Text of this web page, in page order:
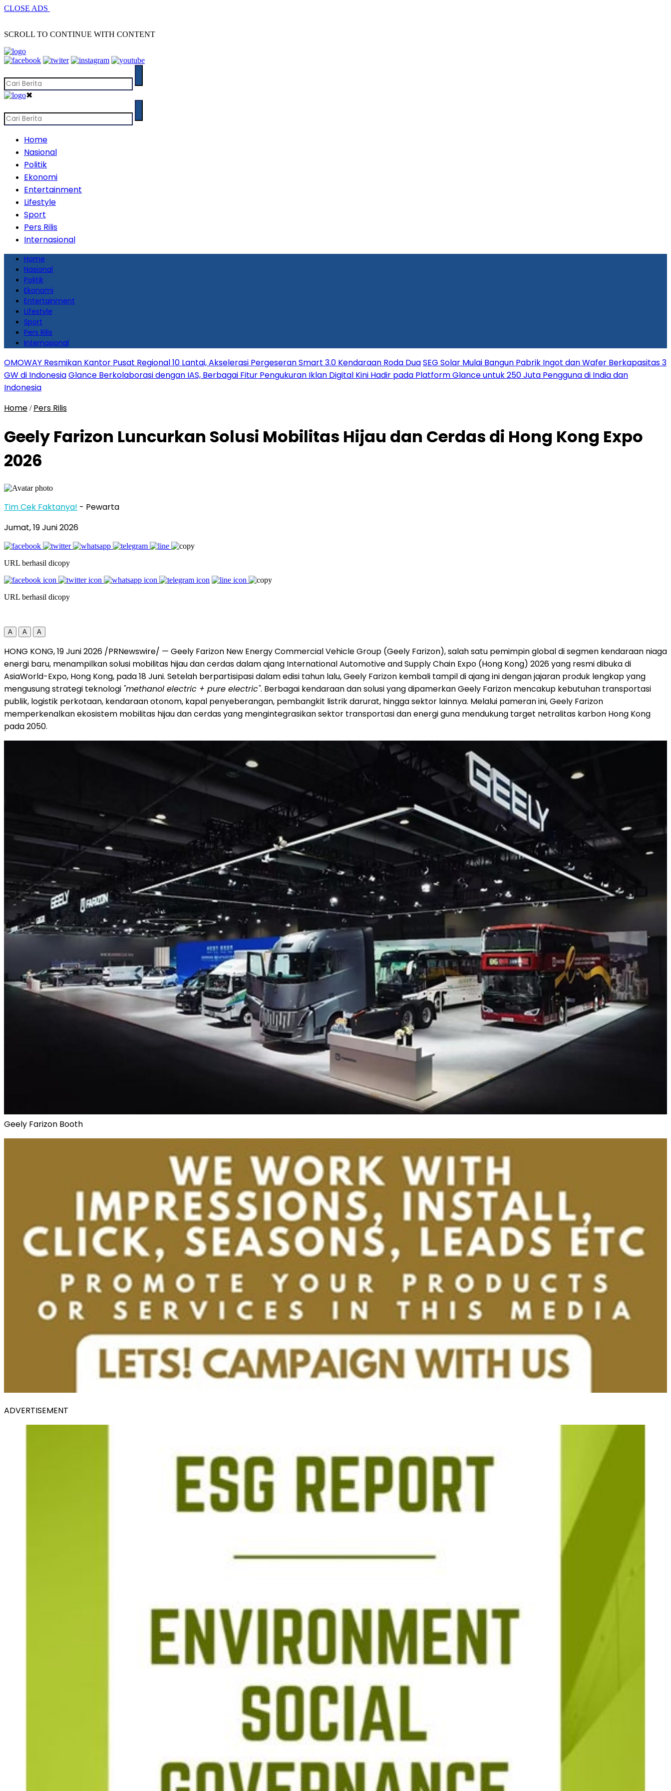
CLOSE ADS
SCROLL TO CONTINUE WITH CONTENT
✖
Home
Nasional
Politik
Ekonomi
Entertainment
Lifestyle
Sport
Pers Rilis
Internasional
Home
Nasional
Politik
Ekonomi
Entertainment
Lifestyle
Sport
Pers Rilis
Internasional
OMOWAY Resmikan Kantor Pusat Regional 10 Lantai, Akselerasi Pergeseran Smart 3.0 Kendaraan Roda DuaSEG Solar Mulai Bangun Pabrik Ingot dan Wafer Berkapasitas 3
GW di IndonesiaGlance Berkolaborasi dengan IAS, Berbagai Fitur Pengukuran Iklan Digital Kini Hadir pada Platform Glance untuk 250 Juta Pengguna di India dan
Indonesia
Home / Pers Rilis
Geely Farizon Luncurkan Solusi Mobilitas Hijau dan Cerdas di Hong Kong Expo
2026
Tim Cek Faktanya! - Pewarta
Jumat, 19 Juni 2026
URL berhasil dicopy
URL berhasil dicopy
A A A
HONG KONG, 19 Juni 2026 /PRNewswire/ — Geely Farizon New Energy Commercial Vehicle Group (Geely Farizon), salah satu pemimpin global di segmen kendaraan niaga
energi baru, menampilkan solusi mobilitas hijau dan cerdas dalam ajang International Automotive and Supply Chain Expo (Hong Kong) 2026 yang resmi dibuka di
AsiaWorld-Expo, Hong Kong, pada 18 Juni. Setelah berpartisipasi dalam edisi tahun lalu, Geely Farizon kembali tampil di ajang ini dengan jajaran produk lengkap yang
mengusung strategi teknologi "methanol electric + pure electric". Berbagai kendaraan dan solusi yang dipamerkan Geely Farizon mencakup kebutuhan transportasi
publik, logistik perkotaan, kendaraan otonom, kapal penyeberangan, pembangkit listrik darurat, hingga sektor lainnya. Melalui pameran ini, Geely Farizon
memperkenalkan ekosistem mobilitas hijau dan cerdas yang mengintegrasikan sektor transportasi dan energi guna mendukung target netralitas karbon Hong Kong
pada 2050.
Geely Farizon Booth
ADVERTISEMENT